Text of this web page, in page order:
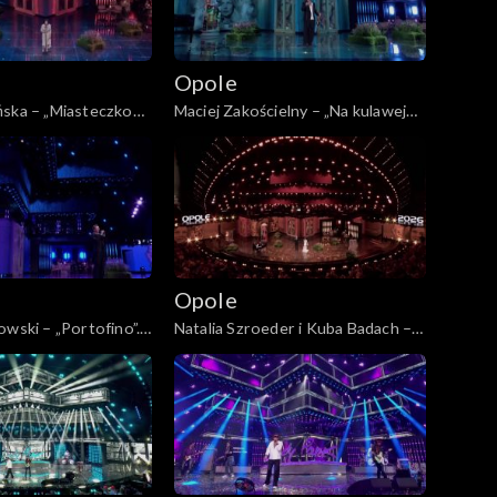
– „Miasteczko
„Kiedy mnie już nie
w hołdzie
i Agnieszce
Opole
Maciej Zakościelny – „Na kulawej
naszej barce”. 63. KFPP: „Kiedy
mnie już nie będzie...”. Koncert w
hołdzie Magdzie Umer i Agnieszce
Osieckiej
– „Portofino”.
mnie już nie
w hołdzie
i Agnieszce
Opole
Natalia Szroeder i Kuba Badach –
„W żółtych płomieniach liści”. 63.
KFPP: „Kiedy mnie już nie będzie...”.
Koncert w hołdzie Magdzie Umer i
Agnieszce Osieckiej